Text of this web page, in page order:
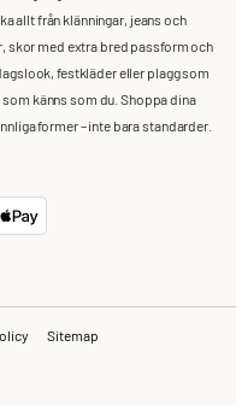
allt från klänningar, jeans och
skor med extra bred passform och
festkläder eller plagg som
känns som du. Shoppa dina
former – inte bara standarder.
Sitemap